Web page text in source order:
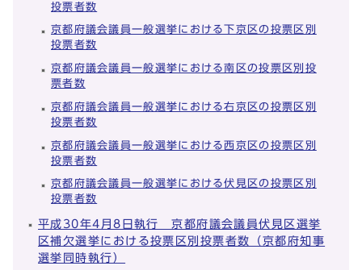
投票者数
京都府議会議員一般選挙における下京区の投票区別
投票者数
京都府議会議員一般選挙における南区の投票区別投
票者数
京都府議会議員一般選挙における右京区の投票区別
投票者数
京都府議会議員一般選挙における西京区の投票区別
投票者数
京都府議会議員一般選挙における伏見区の投票区別
投票者数
平成30年4月8日執行 京都府議会議員伏見区選挙
区補欠選挙における投票区別投票者数（京都府知事
選挙同時執行）